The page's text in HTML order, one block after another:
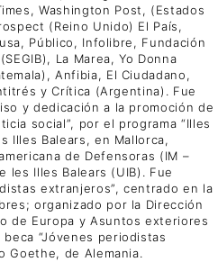
Washington Post, (Estados
(Reino Unido) El País,
Público, Infolibre, Fundación
La Marea, Yo Donna
Anfibia, El Ciudadano,
y Crítica (Argentina). Fue
y dedicación a la promoción de
social”, por el programa “Illes
Illes Balears, en Mallorca,
de Defensoras (IM –
les Illes Balears (UIB). Fue
extranjeros”, centrado en la
organizado por la Dirección
de Europa y Asuntos exteriores
“Jóvenes periodistas
Goethe, de Alemania.